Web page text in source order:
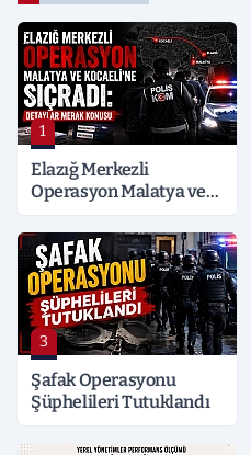
1
Elazığ Merkezli
Operasyon Malatya ve
Detaylar Merak Konusu
3
Şafak Operasyonu
Şüphelileri Tutuklandı